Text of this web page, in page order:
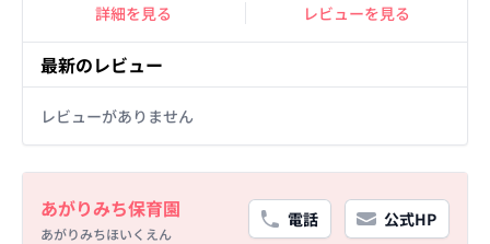
詳細を見る レビューを見る
最新のレビュー
レビューがありません
あがりみち保育園
あがりみちほいくえん
電話 公式HP